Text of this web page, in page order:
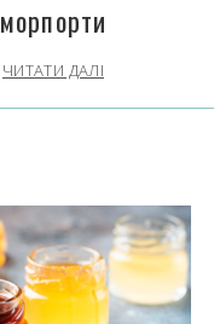
морпорти
ЧИТАТИ ДАЛІ